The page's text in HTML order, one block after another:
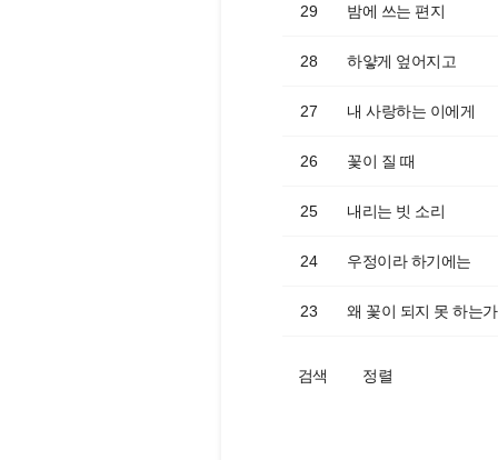
29 밤에 쓰는 편지
28 하얗게 엎어지고
27 내 사랑하는 이에게
26 꽃이 질 때
25 내리는 빗 소리
24 우정이라 하기에는
23 왜 꽃이 되지 못 하는가
검색 정렬